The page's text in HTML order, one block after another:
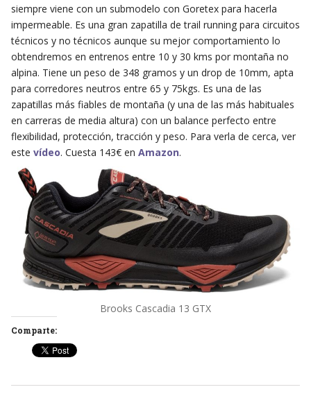
siempre viene con un submodelo con Goretex para hacerla
impermeable. Es una gran zapatilla de trail running para circuitos
técnicos y no técnicos aunque su mejor comportamiento lo
obtendremos en entrenos entre 10 y 30 kms por montaña no
alpina. Tiene un peso de 348 gramos y un drop de 10mm, apta
para corredores neutros entre 65 y 75kgs. Es una de las
zapatillas más fiables de montaña (y una de las más habituales
en carreras de media altura) con un balance perfecto entre
flexibilidad, protección, tracción y peso. Para verla de cerca, ver
este vídeo. Cuesta 143€ en Amazon.
Brooks Cascadia 13 GTX
Comparte: